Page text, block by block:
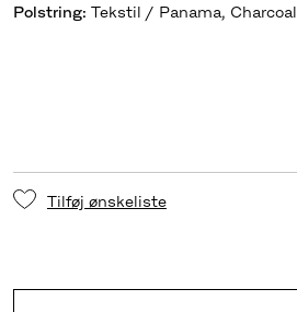
Polstring: Tekstil / Panama, Charcoal
Tilføj ønskeliste